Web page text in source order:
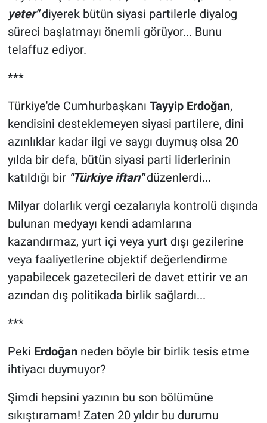
yeter"diyerek bütün siyasi partilerle diyalog
süreci başlatmayı önemli görüyor... Bunu
telaffuz ediyor.
***
Türkiye'de Cumhurbaşkanı Tayyip Erdoğan,
kendisini desteklemeyen siyasi partilere, dini
azınlıklar kadar ilgi ve saygı duymuş olsa 20
yılda bir defa, bütün siyasi parti liderlerinin
katıldığı bir "Türkiye iftarı"düzenlerdi...
Milyar dolarlık vergi cezalarıyla kontrolü dışında
bulunan medyayı kendi adamlarına
kazandırmaz, yurt içi veya yurt dışı gezilerine
veya faaliyetlerine objektif değerlendirme
yapabilecek gazetecileri de davet ettirir ve an
azından dış politikada birlik sağlardı...
***
Peki Erdoğanneden böyle bir birlik tesis etme
ihtiyacı duymuyor?
Şimdi hepsini yazının bu son bölümüne
sıkıştıramam! Zaten 20 yıldır bu durumu